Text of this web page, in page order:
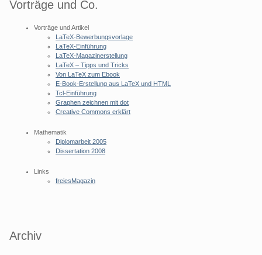
Vorträge und Co.
Vorträge und Artikel
LaTeX-Bewerbungsvorlage
LaTeX-Einführung
LaTeX-Magazinerstellung
LaTeX – Tipps und Tricks
Von LaTeX zum Ebook
E-Book-Erstellung aus LaTeX und HTML
Tcl-Einführung
Graphen zeichnen mit dot
Creative Commons erklärt
Mathematik
Diplomarbeit 2005
Dissertation 2008
Links
freiesMagazin
Archiv